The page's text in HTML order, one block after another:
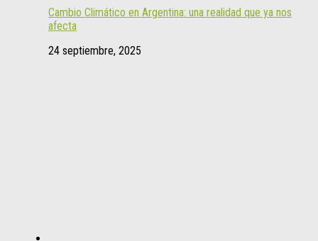
Cambio Climático en Argentina: una realidad que ya nos
afecta
24 septiembre, 2025